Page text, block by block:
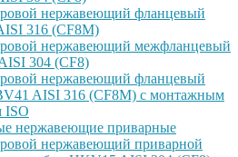
нержавеющий фланцевый
316 (CF8M)
нержавеющий межфланцевый
304 (CF8)
нержавеющий фланцевый
AISI 316 (CF8M) с монтажным
ISO
нержавеющие приварные
нержавеющий приварной